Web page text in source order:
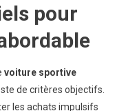
pour
voiture sportive
de critères objectifs.
les achats impulsifs